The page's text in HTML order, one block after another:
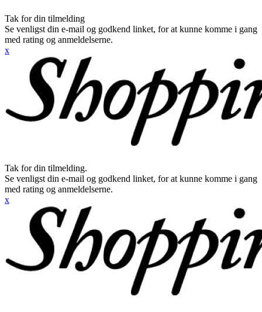
Tak for din tilmelding
Se venligst din e-mail og godkend linket, for at kunne komme i gang
med rating og anmeldelserne.
x
Tak for din tilmelding.
Se venligst din e-mail og godkend linket, for at kunne komme i gang
med rating og anmeldelserne.
x